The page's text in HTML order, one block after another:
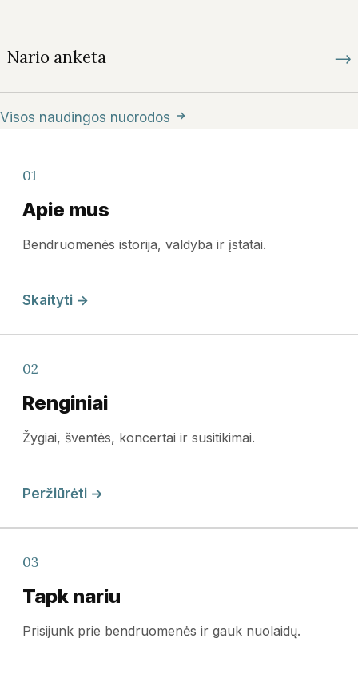
Nario anketa →
Visos naudingos nuorodos
01
Apie mus
Bendruomenės istorija, valdyba ir įstatai.
Skaityti →
02
Renginiai
Žygiai, šventės, koncertai ir susitikimai.
Peržiūrėti →
03
Tapk nariu
Prisijunk prie bendruomenės ir gauk nuolaidų.